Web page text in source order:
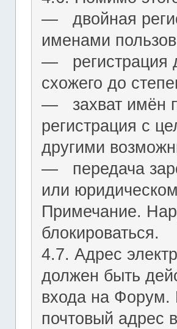
― двойная
именами
― регистрация
схожего до
― захват имён
регистрация с
другими
― передача
или
Примечание.
блокироваться.
4.7. Адрес
должен быть
входа на Форум.
почтовый адрес